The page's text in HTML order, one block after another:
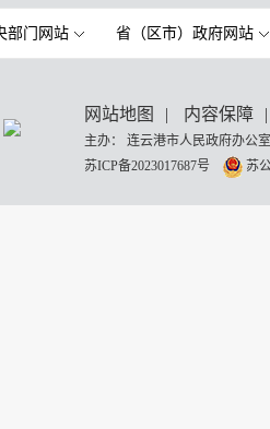
部门网站 省（区市）政府网站
网站地图 | 内容保障 |
主办： 连云港市人民政府办
苏ICP备2023017687号
苏